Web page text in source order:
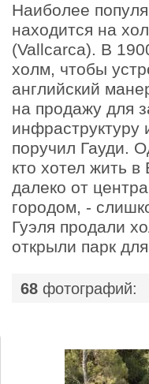
Наиболее
находится на
(Vallcarca). В
холм, чтобы
английский
на продажу для
инфраструктуру
поручил Гауди.
кто хотел жить
далеко от
городом, -
Гуэля продали
открыли парк
68 фотографий: